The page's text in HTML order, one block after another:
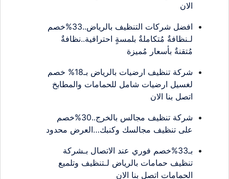
الان
افضل شركات التنظيف بالرياض..33%خصم
لـنظافةٌ مُتكاملةٌ بلمسةٍ احترافية..نظافةٌ
مُتقنةٌ بأسعار مُميزة
شركة تنظيف ارضيات بالرياض بـ18% خصم
لغسيل ارضيات شامل للحمامات والمطابخ
اتصل بنا الان
شركة تنظيف مجالس بالخرج..30%خصم
على تنظيف مجالسك وكنبك…العرض محدود
بـ33%خصم فوري عند الاتصال بـشركة
تنظيف حمامات بالرياض لـتنظيف وتلميع
الحمامات اتصل بنا الان